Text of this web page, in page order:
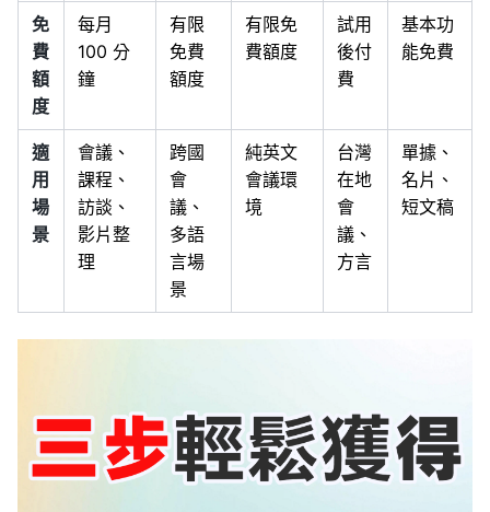
免
費
額
度
每月
100 分
鐘
有限
免費
額度
有限免
費額度
試用
後付
費
基本功
能免費
適
用
場
景
會議、
課程、
訪談、
影片整
理
跨國
會
議、
多語
言場
景
純英文
會議環
境
台灣
在地
會
議、
方言
單據、
名片、
短文稿